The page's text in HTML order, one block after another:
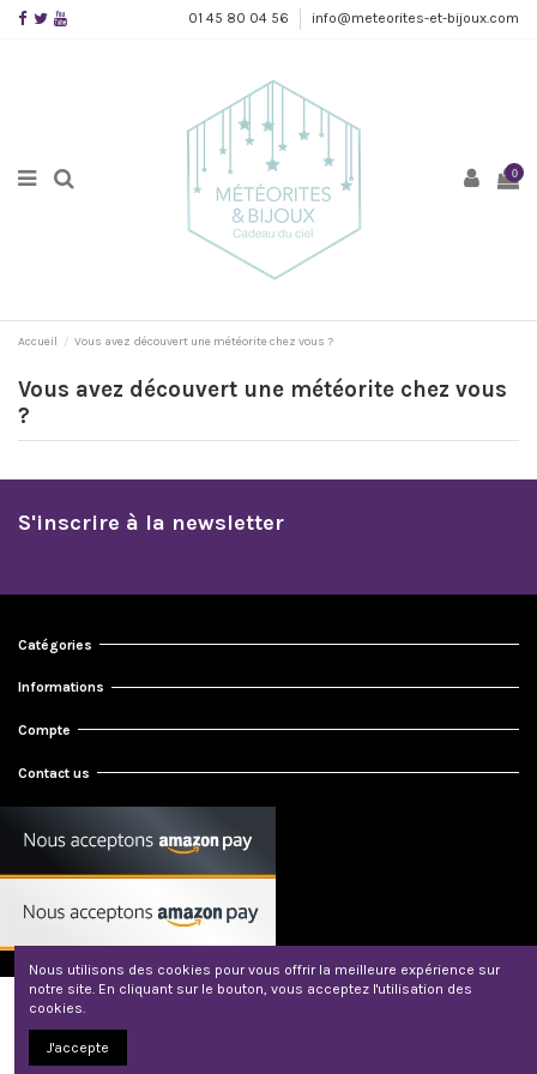
01 45 80 04 56 info@meteorites-et-bijoux.com
0
Accueil Vous avez découvert une météorite chez vous ?
Vous avez découvert une météorite chez vous
?
S'inscrire à la newsletter
Catégories
Informations
Compte
Contact us
© 2024 Météorites et Bijoux
Nous utilisons des cookies pour vous offrir la meilleure expérience sur
notre site. En cliquant sur le bouton, vous acceptez l'utilisation des
cookies.
J'accepte